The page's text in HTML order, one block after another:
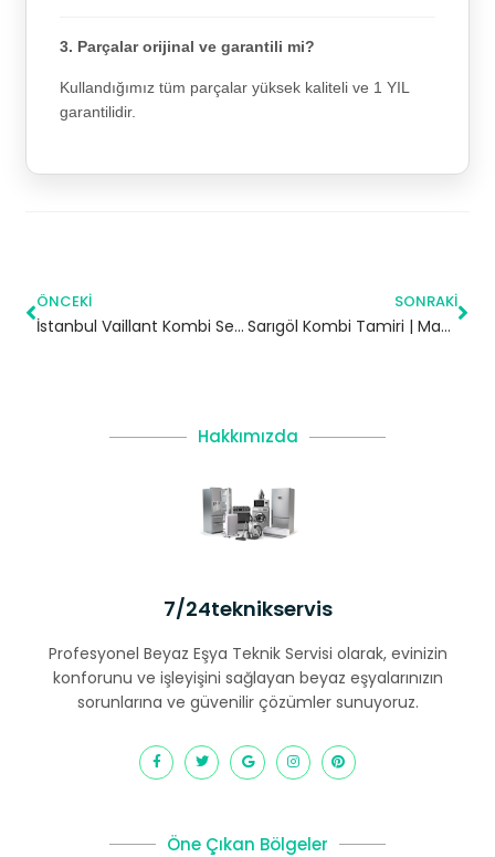
3. Parçalar orijinal ve garantili mi?
Kullandığımız tüm parçalar yüksek kaliteli ve 1 YIL
garantilidir.
ÖNCEKI
İstanbul Vaillant Kombi Servisi – Yetkili Teknik Servis
SONRAKI
Sarıgöl Kombi Tamiri | Manisa
Hakkımızda
7/24teknikservis
Profesyonel Beyaz Eşya Teknik Servisi olarak, evinizin
konforunu ve işleyişini sağlayan beyaz eşyalarınızın
sorunlarına ve güvenilir çözümler sunuyoruz.
Öne Çıkan Bölgeler